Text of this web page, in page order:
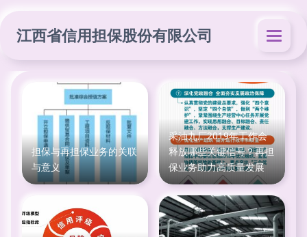
江西省信用担保股份有限公司
担保与再担保业务的关联
与意义
采油九厂2019年工作会
释放哪些关键信号？再担
保业务助力高质量发展